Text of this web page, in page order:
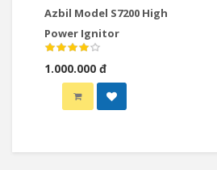
Azbil Model S7200 High
Power Ignitor
1.000.000 đ